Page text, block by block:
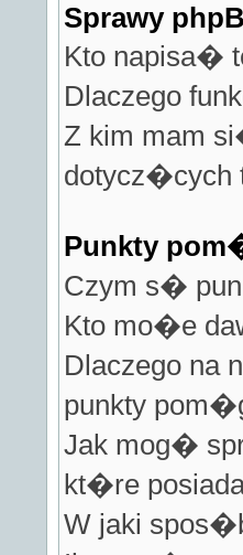
Sprawy
Kto napisa�
Dlaczego
Z kim mam
dotycz�cych
Punkty
Czym s�
Kto mo�e
Dlaczego na
punkty
Jak mog�
kt�re
W jaki